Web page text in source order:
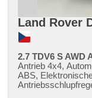
Land Rover
2.7 TDV6 S AWD
Antrieb 4x4,
ABS,